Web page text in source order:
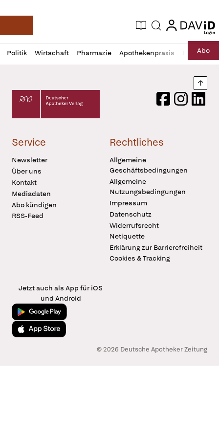
Deutsche Apotheker Zeitung
Aktuelle Ausgabe
Suche login
login
Politik Wirtschaft Pharmazie Apothekenpraxis RechtAbo
Profil
öffnen
Daz
Pur
Deutscher Apotheker Verlag Logo
FacebookInstagram
Service
Newsletter
Über uns
Kontakt
Mediadaten
Abo kündigen
RSS-Feed
Rechtliches
Allgemeine
Geschäftsbedingungen
Allgemeine
Nutzungsbedingungen
Impressum
Datenschutz
Widerrufsrecht
Netiquette
Erklärung zur Barrierefreiheit
Cookies & Tracking
Jetzt auch als App für iOS
und Android
Jetzt bei Google Play
Laden im App Store
© 2026 Deutsche Apotheker Zeitung